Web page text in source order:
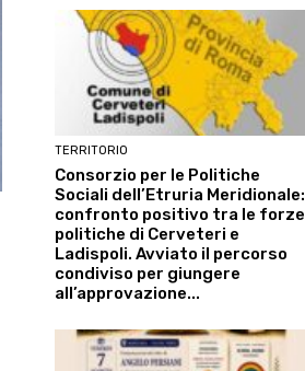
TERRITORIO
Consorzio per le Politiche
Sociali dell’Etruria Meridionale:
confronto positivo tra le forze
politiche di Cerveteri e
Ladispoli. Avviato il percorso
condiviso per giungere
all’approvazione...